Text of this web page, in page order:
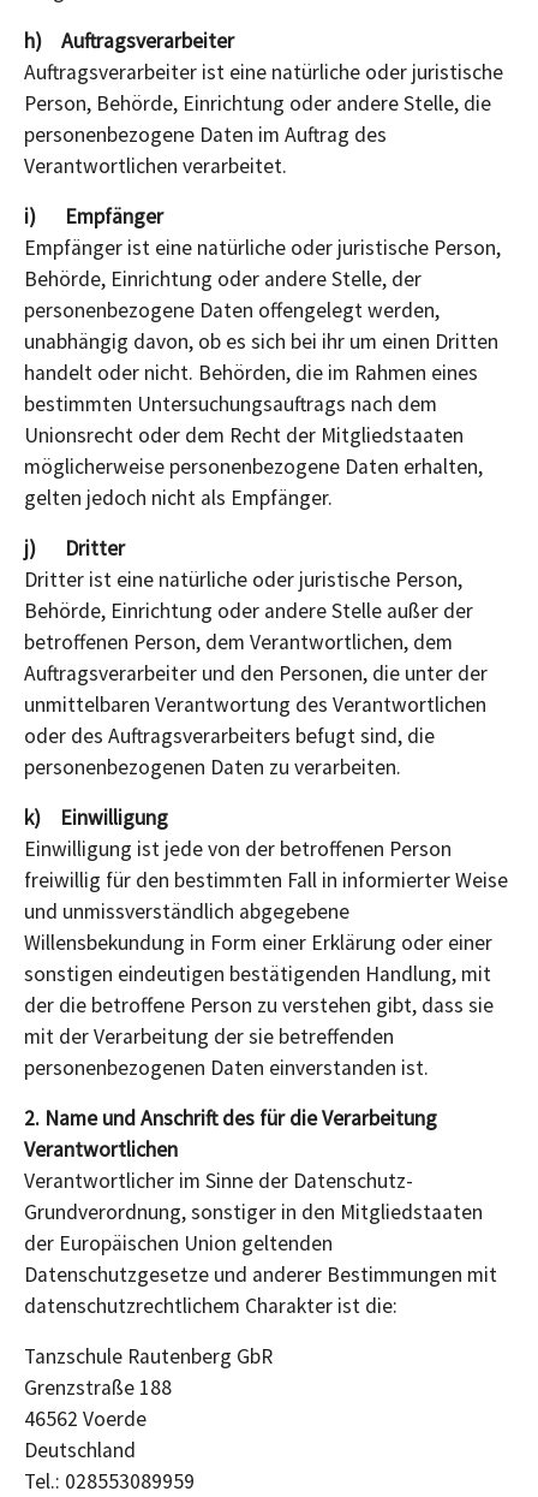
h) Auftragsverarbeiter
Auftragsverarbeiter ist eine natürliche oder juristische
Person, Behörde, Einrichtung oder andere Stelle, die
personenbezogene Daten im Auftrag des
Verantwortlichen verarbeitet.
i) Empfänger
Empfänger ist eine natürliche oder juristische Person,
Behörde, Einrichtung oder andere Stelle, der
personenbezogene Daten offengelegt werden,
unabhängig davon, ob es sich bei ihr um einen Dritten
handelt oder nicht. Behörden, die im Rahmen eines
bestimmten Untersuchungsauftrags nach dem
Unionsrecht oder dem Recht der Mitgliedstaaten
möglicherweise personenbezogene Daten erhalten,
gelten jedoch nicht als Empfänger.
j) Dritter
Dritter ist eine natürliche oder juristische Person,
Behörde, Einrichtung oder andere Stelle außer der
betroffenen Person, dem Verantwortlichen, dem
Auftragsverarbeiter und den Personen, die unter der
unmittelbaren Verantwortung des Verantwortlichen
oder des Auftragsverarbeiters befugt sind, die
personenbezogenen Daten zu verarbeiten.
k) Einwilligung
Einwilligung ist jede von der betroffenen Person
freiwillig für den bestimmten Fall in informierter Weise
und unmissverständlich abgegebene
Willensbekundung in Form einer Erklärung oder einer
sonstigen eindeutigen bestätigenden Handlung, mit
der die betroffene Person zu verstehen gibt, dass sie
mit der Verarbeitung der sie betreffenden
personenbezogenen Daten einverstanden ist.
2. Name und Anschrift des für die Verarbeitung
Verantwortlichen
Verantwortlicher im Sinne der Datenschutz-
Grundverordnung, sonstiger in den Mitgliedstaaten
der Europäischen Union geltenden
Datenschutzgesetze und anderer Bestimmungen mit
datenschutzrechtlichem Charakter ist die:
Tanzschule Rautenberg GbR
Grenzstraße 188
46562 Voerde
Deutschland
Tel.: 028553089959